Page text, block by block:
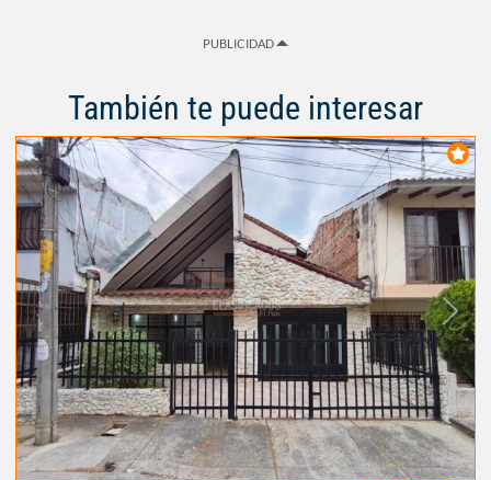
PUBLICIDAD
También te puede interesar